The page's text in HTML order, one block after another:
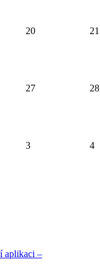
20 21
27 28
3 4
aplikaci –